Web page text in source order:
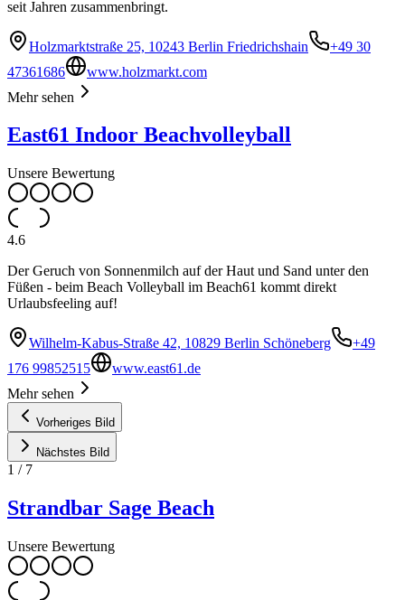
seit Jahren zusammenbringt.
Holzmarktstraße 25, 10243 Berlin Friedrichshain
+49 30
47361686
www.holzmarkt.com
Mehr sehen
East61 Indoor Beachvolleyball
Unsere Bewertung
4.6
Der Geruch von Sonnenmilch auf der Haut und Sand unter den
Füßen - beim Beach Volleyball im Beach61 kommt direkt
Urlaubsfeeling auf!
Wilhelm-Kabus-Straße 42, 10829 Berlin Schöneberg
+49
176 99852515
www.east61.de
Mehr sehen
Vorheriges Bild
Nächstes Bild
1 / 7
Strandbar Sage Beach
Unsere Bewertung